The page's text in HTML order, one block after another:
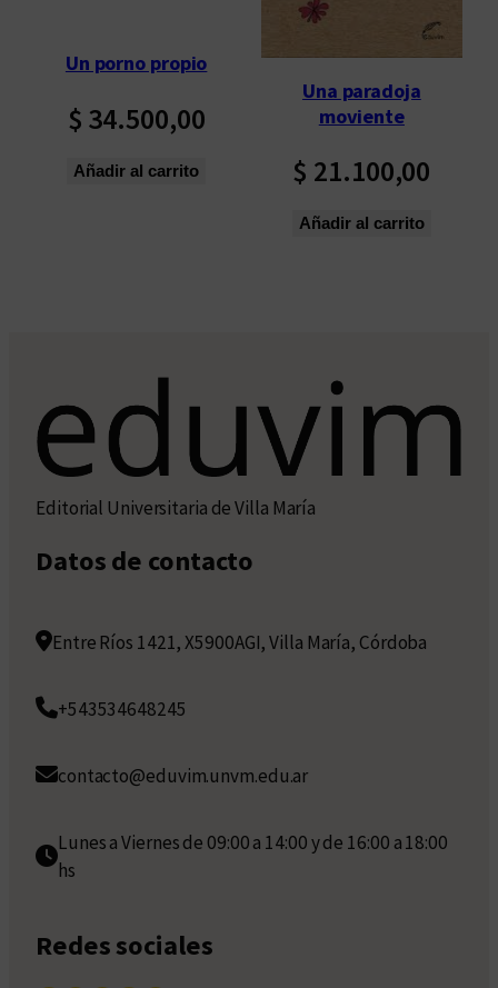
ú
t
i
Un porno propio
$ 34.500,00
Añadir al carrito
Una paradoja
moviente
$ 21.100,00
Añadir al carrito
Editorial Universitaria de Villa María
Datos de contacto
Entre Ríos 1421, X5900AGI, Villa María, Córdoba
+543534648245
contacto@eduvim.unvm.edu.ar
Lunes a Viernes de 09:00 a 14:00 y de 16:00 a 18:00
hs
Redes sociales